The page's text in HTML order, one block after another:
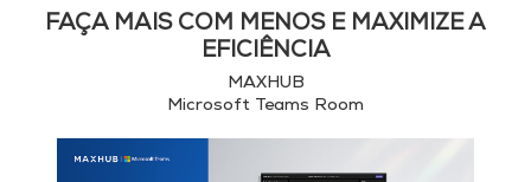
FAÇA MAIS COM MENOS E MAXIMIZE A
EFICIÊNCIA
MAXHUB
Microsoft Teams Room